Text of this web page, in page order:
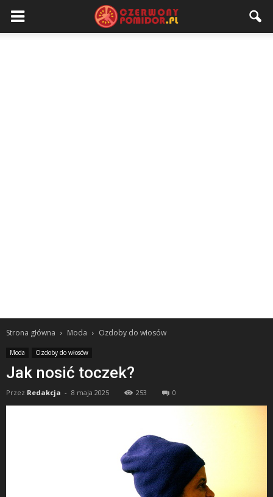
Strona główna Moda Ozdoby do włosów
Moda Ozdoby do włosów
Jak nosić toczek?
Przez Redakcja - 8 maja 2025 253 0